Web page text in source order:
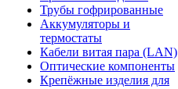
Трубы гофрированные
Аккумуляторы и
термостаты
Кабели витая пара (LAN)
Оптические компоненты
Крепёжные изделия для